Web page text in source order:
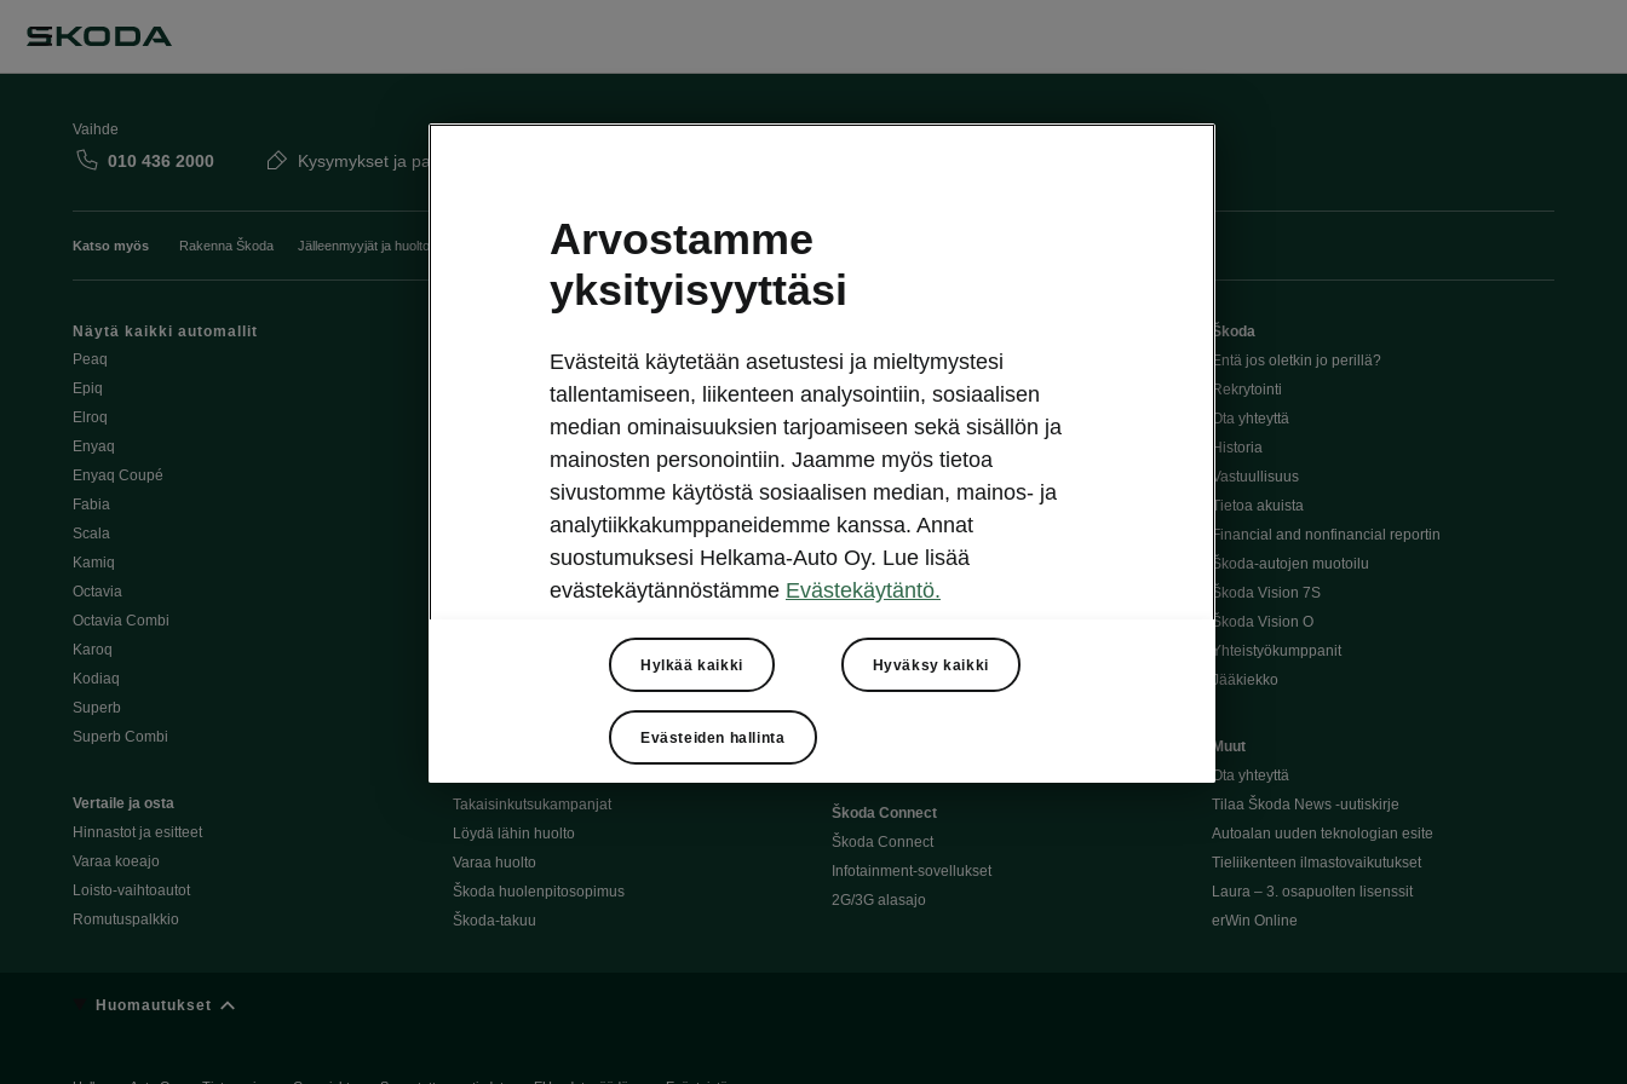
Vaihde
010 436 2000 Kysymykset ja palaute
Katso myös Rakenna Škoda Jälleenmyyjät ja huolto Heti vapaat Škoda-mallit Käyttöohjeet Škoda Shop
Näytä kaikki automallit
Peaq
Epiq
Elroq
Enyaq
Enyaq Coupé
Fabia
Scala
Kamiq
Octavia
Octavia Combi
Karoq
Kodiaq
Superb
Superb Combi
Vertaile ja osta
Hinnastot ja esitteet
Varaa koeajo
Loisto-vaihtoautot
Romutuspalkkio
Osta Škoda verkossa
Škoda Yksityisleasing
Škodan Vakuutus
Škoda 4×4 -mallit
Škoda-katumaasturimallit
Alkuperäiset Škoda-varaosat
Alkuperäiset Škoda-moottoriöljyt
Takaisinkutsukampanjat
Löydä lähin huolto
Varaa huolto
Škoda huolenpitosopimus
Škoda-takuu
Avustinjärjestelmät
Sähköautot ja hybridit
Sähköautot ja hybridit
Ladattavat hybridit
Vinkkejä sähköautoiluun
Ajoakku ja turvallisuus
Ohjelmiston päivitys
Kotilataus
Latauspisteet kartalla
Škoda Connect
Škoda Connect
Infotainment-sovellukset
2G/3G alasajo
Škoda
Entä jos oletkin jo perillä?
Rekrytointi
Ota yhteyttä
Historia
Vastuullisuus
Tietoa akuista
Financial and nonfinancial reportin
Škoda-autojen muotoilu
Škoda Vision 7S
Škoda Vision O
Yhteistyökumppanit
Jääkiekko
Muut
Ota yhteyttä
Tilaa Škoda News -uutiskirje
Autoalan uuden teknologian esite
Tieliikenteen ilmastovaikutukset
Laura – 3. osapuolten lisenssit
erWin Online
Huomautukset
Arvostamme
yksityisyyttäsi
Evästeitä käytetään asetustesi ja mieltymystesi
tallentamiseen, liikenteen analysointiin, sosiaalisen
median ominaisuuksien tarjoamiseen sekä sisällön ja
mainosten personointiin. Jaamme myös tietoa
sivustomme käytöstä sosiaalisen median, mainos- ja
analytiikkakumppaneidemme kanssa. Annat
suostumuksesi Helkama-Auto Oy. Lue lisää
evästekäytännöstämme Evästekäytäntö.
Hylkää kaikki Hyväksy kaikki
Evästeiden hallinta